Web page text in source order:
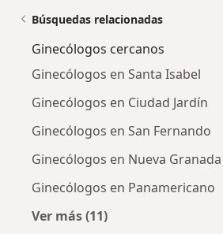
Búsquedas relacionadas
Ginecólogos cercanos
Ginecólogos en Santa Isabel
Ginecólogos en Ciudad Jardín
Ginecólogos en San Fernando
Ginecólogos en Nueva Granada
Ginecólogos en Panamericano
Ver más (11)